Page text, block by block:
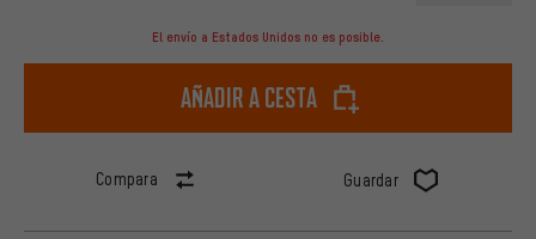
El envío a Estados Unidos no es posible.
Añadir a cesta
Compara Guardar